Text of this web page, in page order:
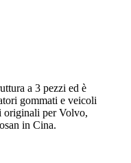
a 3 pezzi ed è
gommati e veicoli
originali per Volvo,
in Cina.